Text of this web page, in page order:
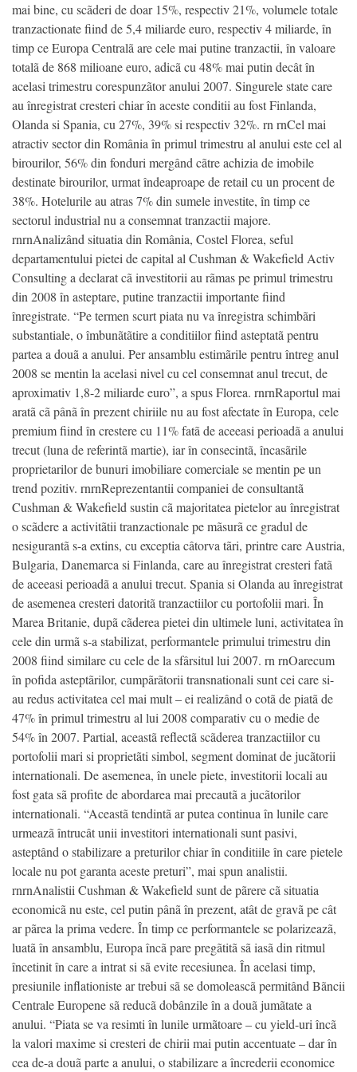
mai bine, cu scãderi de doar 15%, respectiv 21%, volumele totale
tranzactionate fiind de 5,4 miliarde euro, respectiv 4 miliarde, în
timp ce Europa Centralã are cele mai putine tranzactii, în valoare
totalã de 868 milioane euro, adicã cu 48% mai putin decât în
acelasi trimestru corespunzãtor anului 2007. Singurele state care
au înregistrat cresteri chiar în aceste conditii au fost Finlanda,
Olanda si Spania, cu 27%, 39% si respectiv 32%. rn rnCel mai
atractiv sector din România în primul trimestru al anului este cel al
birourilor, 56% din fonduri mergând cãtre achizia de imobile
destinate birourilor, urmat îndeaproape de retail cu un procent de
38%. Hotelurile au atras 7% din sumele investite, în timp ce
sectorul industrial nu a consemnat tranzactii majore.
rnrnAnalizând situatia din România, Costel Florea, seful
departamentului pietei de capital al Cushman & Wakefield Activ
Consulting a declarat cã investitorii au rãmas pe primul trimestru
din 2008 în asteptare, putine tranzactii importante fiind
înregistrate. “Pe termen scurt piata nu va înregistra schimbãri
substantiale, o îmbunãtãtire a conditiilor fiind asteptatã pentru
partea a douã a anului. Per ansamblu estimãrile pentru întreg anul
2008 se mentin la acelasi nivel cu cel consemnat anul trecut, de
aproximativ 1,8-2 miliarde euro”, a spus Florea. rnrnRaportul mai
aratã cã pânã în prezent chiriile nu au fost afectate în Europa, cele
premium fiind în crestere cu 11% fatã de aceeasi perioadã a anului
trecut (luna de referintã martie), iar în consecintã, încasãrile
proprietarilor de bunuri imobiliare comerciale se mentin pe un
trend pozitiv. rnrnReprezentantii companiei de consultantã
Cushman & Wakefield sustin cã majoritatea pietelor au înregistrat
o scãdere a activitãtii tranzactionale pe mãsurã ce gradul de
nesigurantã s-a extins, cu exceptia câtorva tãri, printre care Austria,
Bulgaria, Danemarca si Finlanda, care au înregistrat cresteri fatã
de aceeasi perioadã a anului trecut. Spania si Olanda au înregistrat
de asemenea cresteri datoritã tranzactiilor cu portofolii mari. În
Marea Britanie, dupã cãderea pietei din ultimele luni, activitatea în
cele din urmã s-a stabilizat, performantele primului trimestru din
2008 fiind similare cu cele de la sfârsitul lui 2007. rn rnOarecum
în pofida asteptãrilor, cumpãrãtorii transnationali sunt cei care si-
au redus activitatea cel mai mult – ei realizând o cotã de piatã de
47% în primul trimestru al lui 2008 comparativ cu o medie de
54% în 2007. Partial, aceastã reflectã scãderea tranzactiilor cu
portofolii mari si proprietãti simbol, segment dominat de jucãtorii
internationali. De asemenea, în unele piete, investitorii locali au
fost gata sã profite de abordarea mai precautã a jucãtorilor
internationali. “Aceastã tendintã ar putea continua în lunile care
urmeazã întrucât unii investitori internationali sunt pasivi,
asteptând o stabilizare a preturilor chiar în conditiile în care pietele
locale nu pot garanta aceste preturi”, mai spun analistii.
rnrnAnalistii Cushman & Wakefield sunt de pãrere cã situatia
economicã nu este, cel putin pânã în prezent, atât de gravã pe cât
ar pãrea la prima vedere. În timp ce performantele se polarizeazã,
luatã în ansamblu, Europa încã pare pregãtitã sã iasã din ritmul
încetinit în care a intrat si sã evite recesiunea. În acelasi timp,
presiunile inflationiste ar trebui sã se domoleascã permitând Bãncii
Centrale Europene sã reducã dobânzile în a douã jumãtate a
anului. “Piata se va resimti în lunile urmãtoare – cu yield-uri încã
la valori maxime si cresteri de chirii mai putin accentuate – dar în
cea de-a douã parte a anului, o stabilizare a încrederii economice